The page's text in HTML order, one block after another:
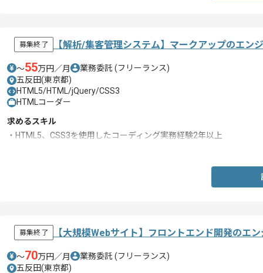
募集終了 【解析/集客管理システム】マークアップのエン
〜55万円／月 業務委託 (フリーランス)
五反田(東京都)
HTML5/HTML/jQuery/CSS3
HTMLコーダー
求めるスキル
・HTML5、CSS3を使用したコーディング実務経験2年以上
募集終了 【大規模Webサイト】フロントエンド開発のエ
〜70万円／月 業務委託 (フリーランス)
五反田(東京都)